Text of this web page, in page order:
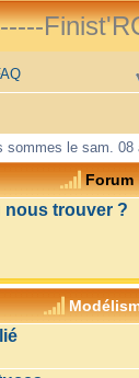
sommes le sam. 08
Forum
nous trouver ?